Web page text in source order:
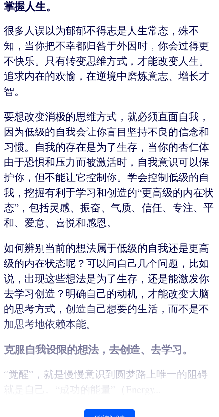
掌握人生。
很多人误以为郁郁不得志是人生常态，殊不
知，当你把不幸都归咎于外因时，你会过得更
不快乐。只有转变思维方式，才能改变人生。
追求内在的欢愉，在逆境中磨炼意志、增长才
智。
要想改变消极的思维方式，就必须直面自我，
因为低级的自我会让你盲目坚持不良的信念和
习惯。自我的存在是为了生存，当你的杏仁体
由于恐惧和压力而被激活时，自我意识可以保
护你，但不能让它控制你。学会控制低级的自
我，挖掘有利于学习和创造的“更高级的内在状
态”，包括灵感、振奋、气质、信任、专注、平
和、爱意、喜悦和感恩。
如何辨别当前的想法属于低级的自我还是更高
级的内在状态呢？可以问自己几个问题，比如
说，出现这些想法是为了生存，还是能激发你
去学习创造？明确自己的动机，才能改变大脑
的思考方式，创造自己想要的生活，而不是不
加思考地依赖本能。
克服自我设限的想法，去创造、去学习。
“觉醒”，就是慢慢意识到圆梦路上唯一的阻碍
就是自己。“成功的能量”（Energy...